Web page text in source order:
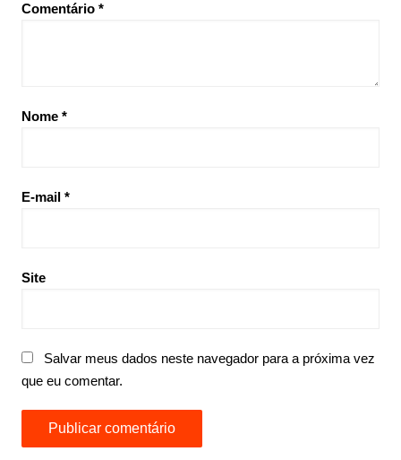
Comentário *
Nome *
E-mail *
Site
Salvar meus dados neste navegador para a próxima vez
que eu comentar.